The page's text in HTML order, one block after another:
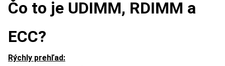
Čo to je UDIMM, RDIMM a
ECC?
Rýchly prehľad: